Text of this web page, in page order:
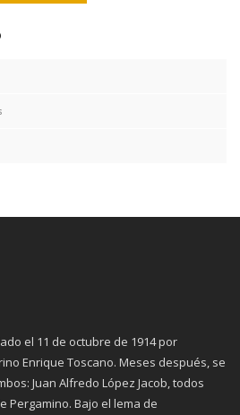
el 11 de octubre de 1914 por
Enrique Toscano. Meses después, se
Juan Alfredo López Jacob, todos
Pergamino. Bajo el lema de